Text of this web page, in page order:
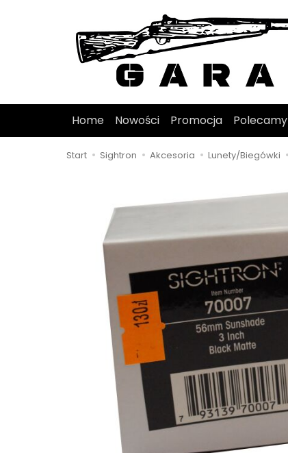
Home Nowości Promocja Polecamy
Start Sightron Akcesoria Lunety/Biegówki